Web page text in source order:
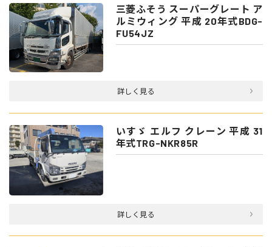
三菱ふそう スーパーグレート ア
ルミウィング 平成 20年式BDG-
FU54JZ
詳しく見る
いすゞ エルフ クレーン 平成 31
年式TRG-NKR85R
詳しく見る